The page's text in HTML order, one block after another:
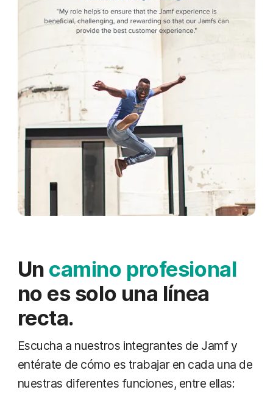
Un camino profesional
no es solo una línea
recta.
Escucha a nuestros integrantes de Jamf y
entérate de cómo es trabajar en cada una de
nuestras diferentes funciones, entre ellas: